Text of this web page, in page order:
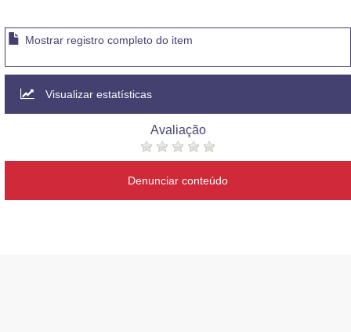
Mostrar registro completo do item
Visualizar estatísticas
Avaliação
Denunciar conteúdo